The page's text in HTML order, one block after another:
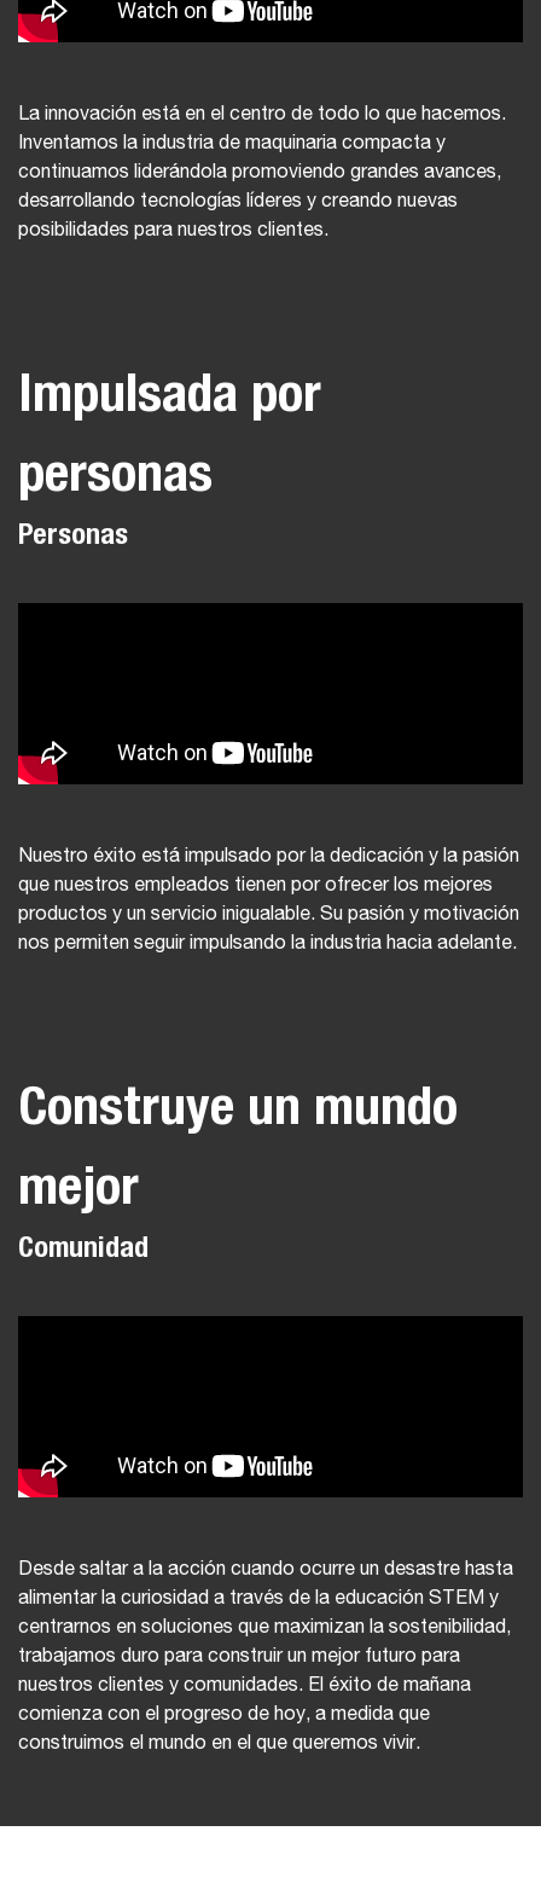
La innovación está en el centro de todo lo que hacemos.
Inventamos la industria de maquinaria compacta y
continuamos liderándola promoviendo grandes avances,
desarrollando tecnologías líderes y creando nuevas
posibilidades para nuestros clientes.
Impulsada por
personas
Personas
Nuestro éxito está impulsado por la dedicación y la pasión
que nuestros empleados tienen por ofrecer los mejores
productos y un servicio inigualable. Su pasión y motivación
nos permiten seguir impulsando la industria hacia adelante.
Construye un mundo
mejor
Comunidad
Desde saltar a la acción cuando ocurre un desastre hasta
alimentar la curiosidad a través de la educación STEM y
centrarnos en soluciones que maximizan la sostenibilidad,
trabajamos duro para construir un mejor futuro para
nuestros clientes y comunidades. El éxito de mañana
comienza con el progreso de hoy, a medida que
construimos el mundo en el que queremos vivir.